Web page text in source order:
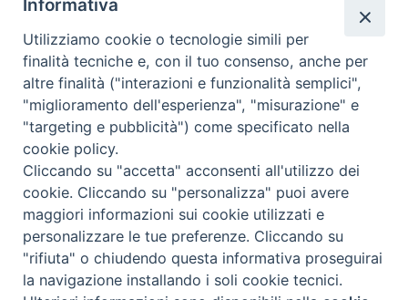
Informativa
Utilizziamo cookie o tecnologie simili per
finalità tecniche e, con il tuo consenso, anche per
altre finalità ("interazioni e funzionalità semplici",
"miglioramento dell'esperienza", "misurazione" e
"targeting e pubblicità") come specificato nella
cookie policy.
Cliccando su "accetta" acconsenti all'utilizzo dei
cookie. Cliccando su "personalizza" puoi avere
maggiori informazioni sui cookie utilizzati e
personalizzare le tue preferenze. Cliccando su
"rifiuta" o chiudendo questa informativa proseguirai
la navigazione installando i soli cookie tecnici.